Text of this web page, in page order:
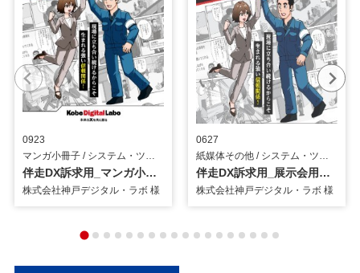
0923
伴走DX訴求用_マンガ小冊子
株式会社神戸デジタル・ラボ 様
0627
伴走DX訴求用_展示会用パネル
株式会社神戸デジタル・ラボ 様